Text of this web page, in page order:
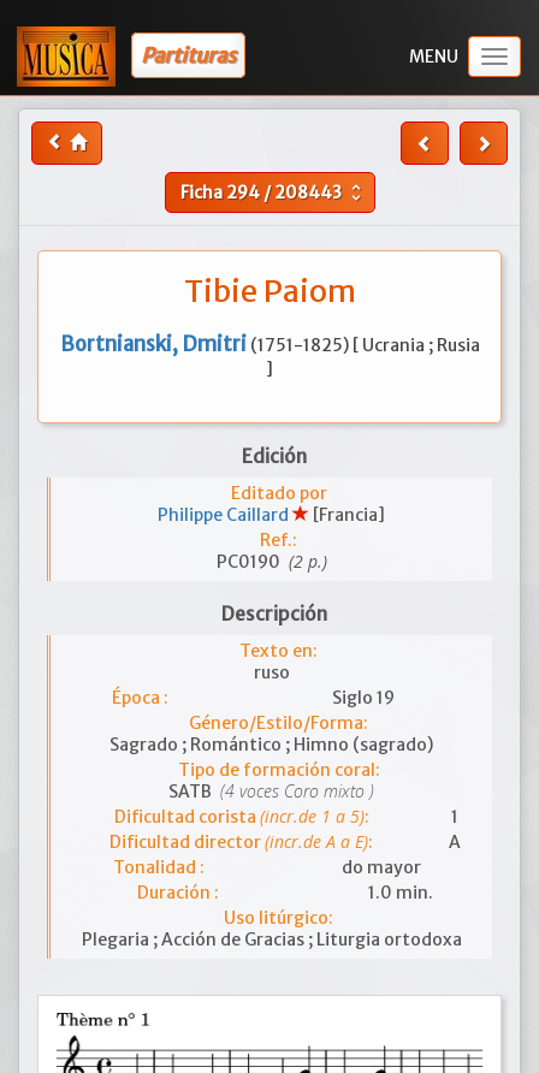
Partituras
Ficha294/208443 unfold_more
Tibie Paiom
Bortnianski, Dmitri (1751-1825) [ Ucrania ; Rusia
]
Edición
Editado por
Philippe Caillard
[Francia]
Ref.:
PC0190 (2 p.)
Descripción
Texto en:
ruso
Época :
Siglo 19
Género/Estilo/Forma:
Sagrado ; Romántico ; Himno (sagrado)
Tipo de formación coral:
SATB (4 voces Coro mixto )
Dificultad corista (incr.de 1 a 5):
1
Dificultad director(incr.de A a E):
A
Tonalidad :
do mayor
Duración :
1.0 min.
Uso litúrgico:
Plegaria ; Acción de Gracias ; Liturgia ortodoxa